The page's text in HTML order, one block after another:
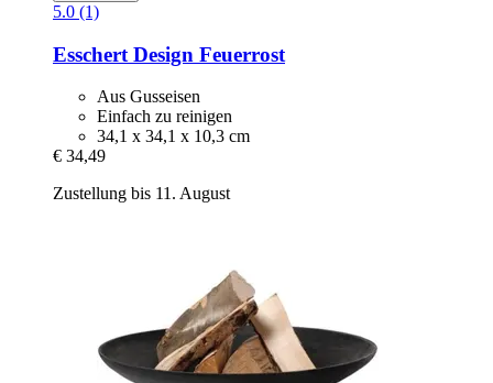
5.0 (1)
Esschert Design Feuerrost
Aus Gusseisen
Einfach zu reinigen
34,1 x 34,1 x 10,3 cm
€ 34,49
Zustellung bis 11. August